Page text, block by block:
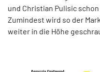
und Christian Pulisic
Zumindest wird so der
weiter in die Höhe